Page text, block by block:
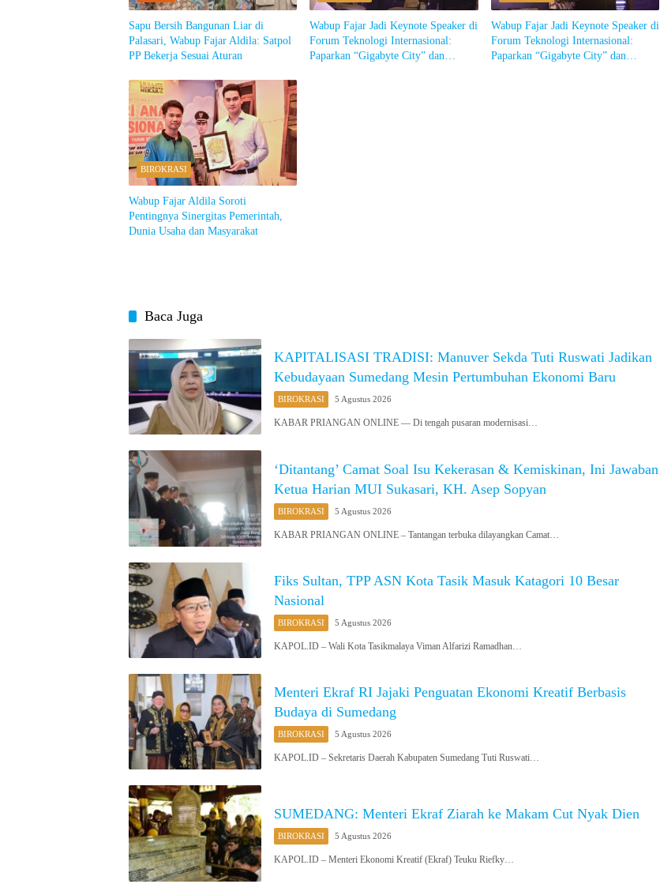
Sapu Bersih Bangunan Liar di
Palasari, Wabup Fajar Aldila: Satpol
PP Bekerja Sesuai Aturan
Wabup Fajar Jadi Keynote Speaker di
Forum Teknologi Internasional:
Paparkan “Gigabyte City” dan
Wabup Fajar Jadi Keynote Speaker di
Forum Teknologi Internasional:
Paparkan “Gigabyte City” dan
BIROKRASI
Wabup Fajar Aldila Soroti
Pentingnya Sinergitas Pemerintah,
Dunia Usaha dan Masyarakat
Baca Juga
KAPITALISASI TRADISI: Manuver Sekda Tuti Ruswati Jadikan
Kebudayaan Sumedang Mesin Pertumbuhan Ekonomi Baru
BIROKRASI 5 Agustus 2026
KABAR PRIANGAN ONLINE — Di tengah pusaran modernisasi…
‘Ditantang’ Camat Soal Isu Kekerasan & Kemiskinan, Ini Jawaban
Ketua Harian MUI Sukasari, KH. Asep Sopyan
BIROKRASI 5 Agustus 2026
KABAR PRIANGAN ONLINE – Tantangan terbuka dilayangkan Camat…
Fiks Sultan, TPP ASN Kota Tasik Masuk Katagori 10 Besar
Nasional
BIROKRASI 5 Agustus 2026
KAPOL.ID – Wali Kota Tasikmalaya Viman Alfarizi Ramadhan…
Menteri Ekraf RI Jajaki Penguatan Ekonomi Kreatif Berbasis
Budaya di Sumedang
BIROKRASI 5 Agustus 2026
KAPOL.ID – Sekretaris Daerah Kabupaten Sumedang Tuti Ruswati…
SUMEDANG: Menteri Ekraf Ziarah ke Makam Cut Nyak Dien
BIROKRASI 5 Agustus 2026
KAPOL.ID – Menteri Ekonomi Kreatif (Ekraf) Teuku Riefky…